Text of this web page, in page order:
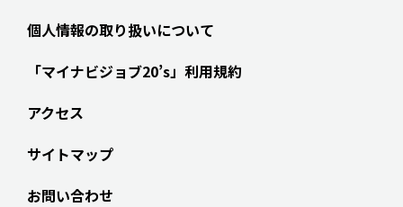
個人情報の取り扱いについて
「マイナビジョブ20’s」利用規約
アクセス
サイトマップ
お問い合わせ